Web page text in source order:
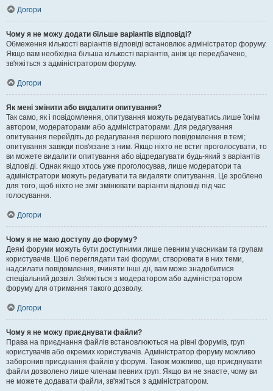
Догори
Чому я не можу додати більше варіантів відповіді?
Обмеження кількості варіантів відповіді встановлює адміністратор форуму.
Якщо вам необхідна більша кількості варіантів, аніж це передбачено,
зв'яжіться з адміністратором форуму.
Догори
Як мені змінити або видалити опитування?
Так само, як і повідомлення, опитування можуть редагуватись лише їхнім
автором, модераторами або адміністраторами. Для редагування
опитування перейдіть до редагування першого повідомлення в темі;
опитування завжди пов'язане з ним. Якщо ніхто не встиг проголосувати, то
ви можете видалити опитування або відредагувати будь-який з варіантів
відповіді. Однак якщо хтось уже проголосував, лише модератори та
адміністратори можуть редагувати та видаляти опитування. Це зроблено
для того, щоб ніхто не зміг змінювати варіанти відповіді під час
голосування.
Догори
Чому я не маю доступу до форуму?
Деякі форуми можуть бути доступними лише певним учасникам та групам
користувачів. Щоб переглядати такі форуми, створювати в них теми,
надсилати повідомлення, вчиняти інші дії, вам може знадобитися
спеціальний дозвіл. Зв'яжіться з модератором або адміністратором
форуму для отримання такого дозволу.
Догори
Чому я не можу приєднувати файли?
Права на приєднання файлів встановлюються на рівні форумів, груп
користувачів або окремих користувачів. Адміністратор форуму можливо
заборонив приєднання файлів у форумі. Також можливо, що приєднувати
файли дозволено лише членам певних груп. Якщо ви не знаєте, чому ви
не можете додавати файли, зв'яжіться з адміністратором.